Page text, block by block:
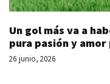
Un gol más va a
pura pasión y
26 junio, 2026